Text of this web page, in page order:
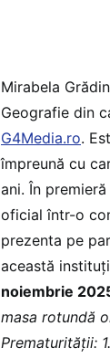
Mirabela
Geografie din
G4Media.ro.
împreună cu
ani. În
oficial într-o
prezenta pe
această
noiembrie
masa rotundă
Prematurității: 1.